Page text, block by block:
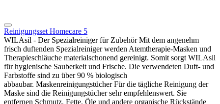
Reinigungsset Homecare 5
WILAsil - Der Spezialreiniger für Zubehör Mit dem angenehm
frisch duftenden Spezialreiniger werden Atemtherapie-Masken und
Therapieschläuche materialschonend gereinigt. Somit sorgt WILAsil
für hygienische Sauberkeit und Frische. Die verwendeten Duft- und
Farbstoffe sind zu über 90 % biologisch
abbaubar. Maskenreinigungstücher Für die tägliche Reinigung der
Maske sind die Reinigungstücher sehr empfehlenswert. Sie
entfernen Schmutz, Fette, Öle und andere organische Rückstände